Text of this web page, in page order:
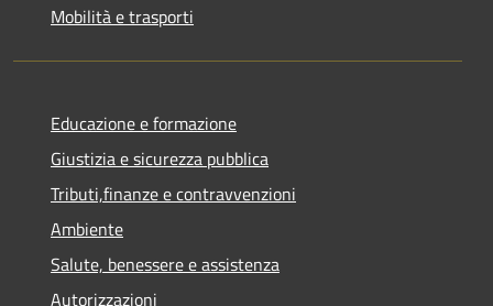
Mobilità e trasporti
Educazione e formazione
Giustizia e sicurezza pubblica
Tributi,finanze e contravvenzioni
Ambiente
Salute, benessere e assistenza
Autorizzazioni